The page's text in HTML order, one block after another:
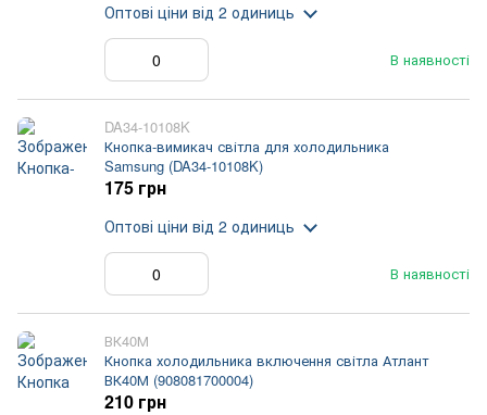
В наявності
Оптові ціни від 2 одиниць
DA34-10108K
Кнопка-вимикач світла для холодильника
Samsung (DA34-10108K)
В наявності
175 грн
Оптові ціни від 2 одиниць
ВК40М
Кнопка холодильника включення світла Атлант
ВК40М (908081700004)
210 грн